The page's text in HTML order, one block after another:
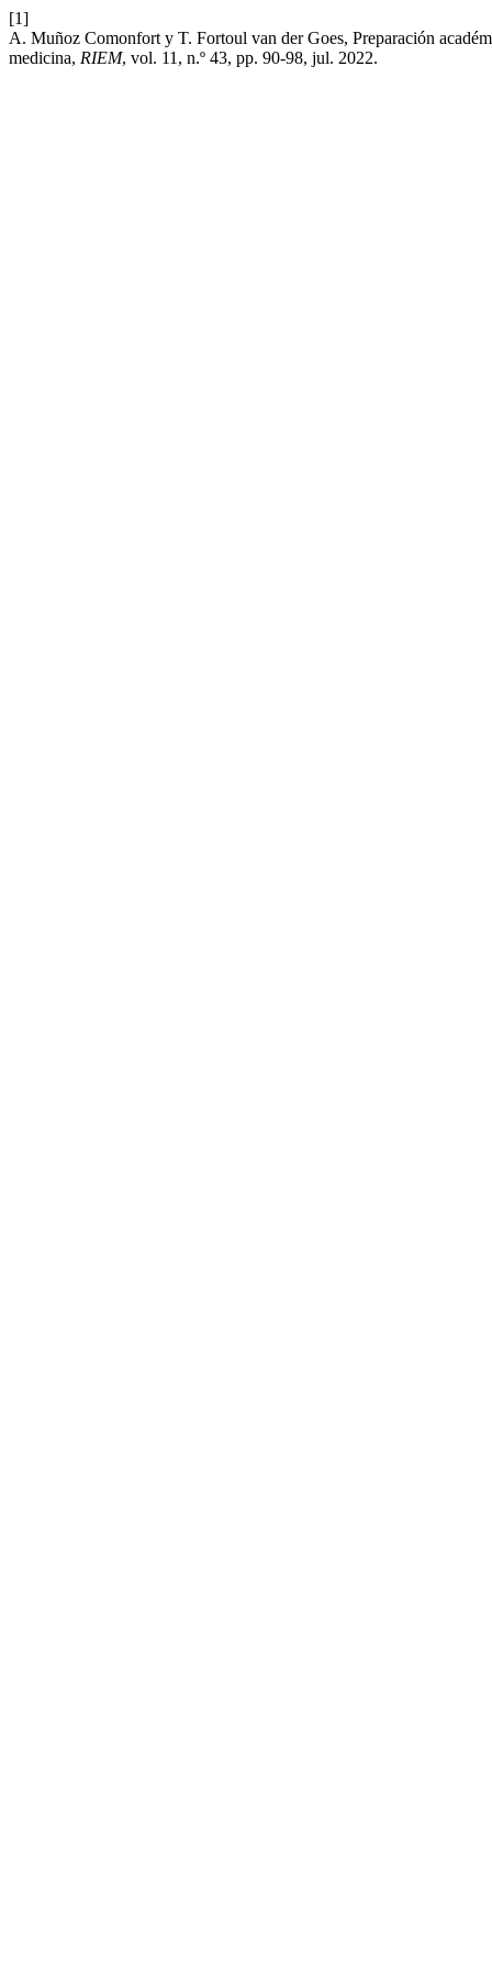
[1]
A. Muñoz Comonfort y T. Fortoul van der Goes, Preparación
medicina, RIEM, vol. 11, n.º 43, pp. 90-98, jul. 2022.